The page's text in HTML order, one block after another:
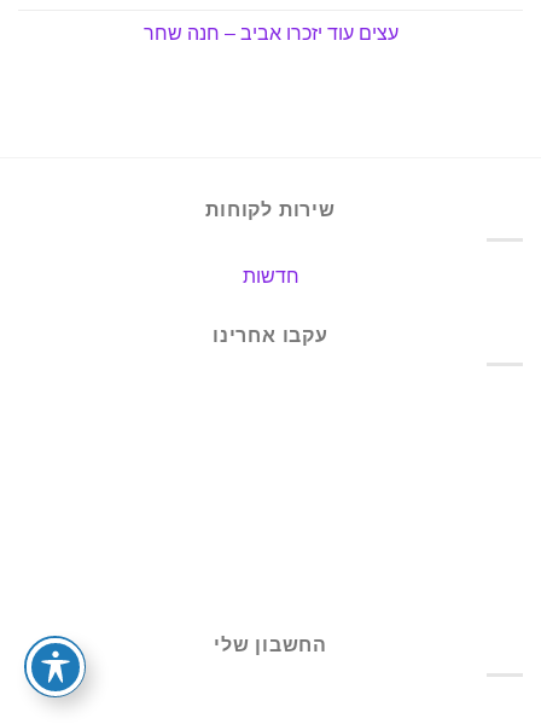
עצים עוד יזכרו אביב – חנה שחר
שירות לקוחות
חדשות
עקבו אחרינו
החשבון שלי